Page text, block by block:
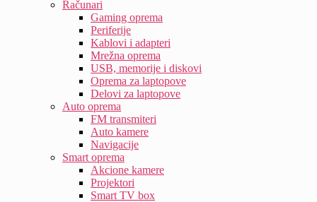
Računari
Gaming oprema
Periferije
Kablovi i adapteri
Mrežna oprema
USB, memorije i diskovi
Oprema za laptopove
Delovi za laptopove
Auto oprema
FM transmiteri
Auto kamere
Navigacije
Smart oprema
Akcione kamere
Projektori
Smart TV box